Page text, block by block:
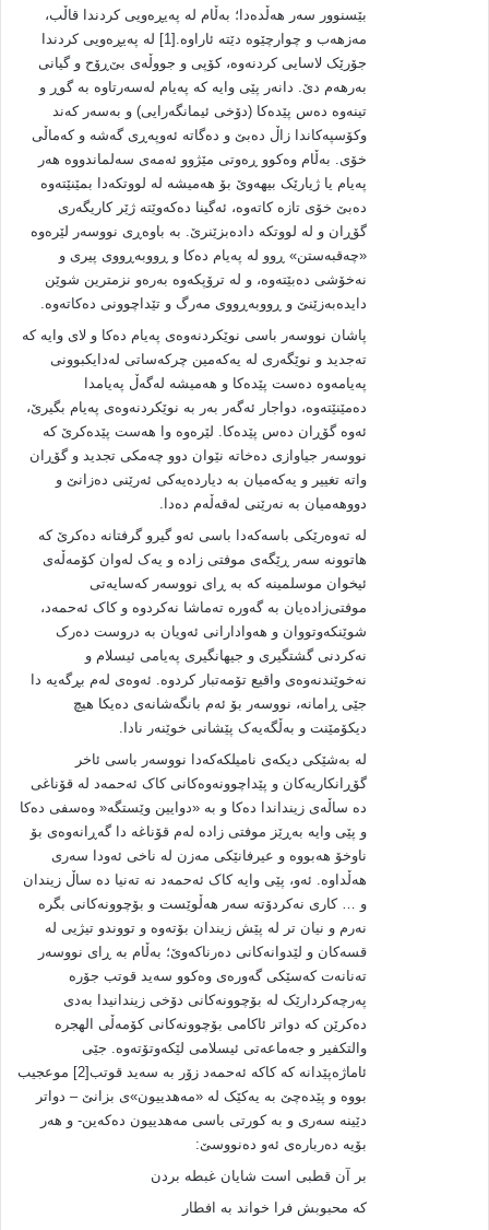
بێسنوور سه‌ر هه‌ڵده‌دا؛ به‌ڵام له‌ په‌یڕه‌ویی کردندا قاڵب،
مه‌زهه‌ب و چوارچێوه‌ دێته‌ ئاراوه‌.[1] له‌ په‌یڕه‌و‌یی کردندا
جۆرێک لاسایی کردنه‌وه‌، کۆپی و جووڵه‌ی بێ‌ڕۆح و گیانی
به‌رهه‌م دێ. دانه‌ر پێی وایه‌ که‌ په‌یام له‌سه‌رتاوه‌ به‌ گوڕ و
تینه‌وه‌ ده‌س پێده‌کا (دۆخی ئیمانگه‌رایی) و به‌سه‌ر که‌ند
وکۆسپه‌کاندا زاڵ ده‌بێ و ده‌گاته‌ ئه‌وپه‌ڕی گه‌شه‌ و که‌ماڵی
خۆی. به‌ڵام وه‌کوو ڕه‌وتی مێژوو ئه‌مه‌ی سه‌لماندووه‌ هه‌ر
په‌یام یا ژیارێک بیهه‌وێ بۆ هه‌میشه‌ له‌ لووتکه‌دا بمێنێته‌وه‌
ده‌بێ خۆی تازه‌ کاته‌وه‌، ئه‌گینا ده‌که‌وێته‌ ژێر کاریگه‌ری
گۆڕان و له‌ لووتکه‌ داده‌بزێنرێ. به‌ باوه‌ڕی نووسه‌ر لێره‌وه
«چه‌قبه‌ستن» ‌ڕوو له‌ په‌یام ده‌کا و ڕووبه‌ڕووی پیری و
نه‌خۆشی ده‌بێته‌وه‌، و له‌ ترۆپکه‌وه‌ به‌ره‌و نزمترین شوێن
دایده‌به‌زێنێ و ڕووبه‌ڕووی مه‌رگ و تێداچوونی ده‌کاته‌وه‌.
پاشان نووسه‌ر باسی نوێکردنه‌وه‌ی په‌یام ده‌کا و لای وایه‌ که‌
ته‌جدید و نوێگه‌ری له‌ یه‌که‌مین چرکه‌ساتی له‌دایکبوونی
په‌یامه‌وه‌ ده‌ست پێده‌کا و هه‌میشه‌ له‌گه‌ڵ په‌یامدا
ده‌مێنێته‌وه‌، دواجار ئه‌گه‌ر به‌ر به‌ نوێکردنه‌وه‌ی په‌یام بگیرێ،
ئه‌وه‌ گۆڕان ده‌س پێده‌کا. لێره‌وه‌ وا هه‌ست پێده‌کرێ که‌
نووسه‌ر جیاوازی ده‌خاته‌ نێوان دوو چه‌مکی تجدید و گۆڕان
واته‌ تغییر و یه‌که‌میان به‌ دیارده‌یه‌کی ئه‌رێنی ده‌زانێ و
دووهه‌میان به‌ نه‌رێنی له‌قه‌ڵه‌م ده‌دا.
له‌ ته‌وه‌رێکی باسه‌که‌دا باسی ئه‌و گیرو گرفتانه‌ ده‌کرێ که‌
هاتوونه‌ سه‌ر ڕێگه‌ی موفتی زاده‌ و یه‌ک له‌وان کۆمه‌ڵه‌ی
ئیخوان موسلمینه‌ که‌ به‌ ڕای نووسه‌ر که‌سایه‌تی
موفتی‌زاده‌یان به‌ گه‌وره‌ ته‌ماشا نه‌کردوه‌ و کاک ئه‌حمه‌د،
شوێنکه‌وتووان و هه‌وادارانی ئه‌ویان به‌ دروست ده‌رک
نه‌کردنی گشتگیری و جیهانگیری په‌یامی ئیسلام و
نه‌خوێندنه‌وه‌ی واقیع تۆمه‌تبار کردوه‌. ئه‌وه‌ی له‌م بڕگه‌یه‌ دا
جێی ڕامانه‌، نووسه‌ر بۆ ئه‌م بانگه‌شانه‌ی ده‌یکا هیچ
دیکۆمێنت و به‌ڵگه‌یه‌ک‌ پێشانی خوێنه‌ر نادا.
له‌ به‌شێکی دیکه‌ی نامیلکه‌که‌دا نووسه‌ر باسی ئاخر
گۆڕانکاریه‌کان و پێداچوونه‌وه‌کانی کاک ئه‌حمه‌د له‌ قۆناغی
ده‌ ساڵه‌ی زینداندا ده‌کا و به‌ «دوایین وێستگه‌« وه‌سفی ده‌کا
و پێی وایه‌ به‌ڕێز موفتی زاده‌ له‌م قۆناغه‌ دا گه‌ڕانه‌وه‌ی بۆ
ناوخۆ هه‌بووه‌ و عیرفانێکی مه‌زن له‌ ناخی ئه‌ودا سه‌ری
هه‌ڵداوه‌. ئه‌و، پێی وایه‌ کاک ئه‌حمه‌د نه‌ ته‌نیا ده‌ ساڵ زیندان
و … کاری نه‌کردۆته‌ سه‌ر هه‌ڵوێست و بۆچوونه‌کانی بگره‌
نه‌رم و نیان تر له‌ پێش زیندان بۆته‌وه‌ و تووندو تیژیی له‌
قسه‌کان و لێدوانه‌کانی ده‌رناکه‌وێ؛ به‌ڵام به ‌ڕای نووسه‌ر
ته‌نانه‌ت که‌سێکی گه‌وره‌ی وه‌کوو سه‌ید قوتب جۆره‌
په‌رچه‌کردارێک له‌ بۆچوونه‌کانی دۆخی زیندانیدا به‌دی
ده‌کرێن که‌ دواتر ئاکامی بۆچوونه‌کانی کۆمه‌ڵی الهجره‌
والتکفیر و جه‌ماعه‌تی ئیسلامی لێکه‌وتۆته‌وه‌. جێی
ئاماژه‌پێدانه‌ که‌ کاکه‌ ئه‌حمه‌د زۆر به‌ سه‌ید قوتب[2] موعجیب
بووه‌ و پێده‌چێ به‌ یه‌کێک له‌ «مه‌هدییون»ی بزانێ – دواتر
دێینه‌ سه‌ری و به‌ کورتی باسی مه‌هدییون ده‌که‌ین- و هه‌ر
بۆیه‌ ده‌رباره‌ی ئه‌و ده‌نووسێ:
بر آن قطبی است شایان غبطه‌ بردن
که‌ محبوبش فرا خواند به‌ افطار